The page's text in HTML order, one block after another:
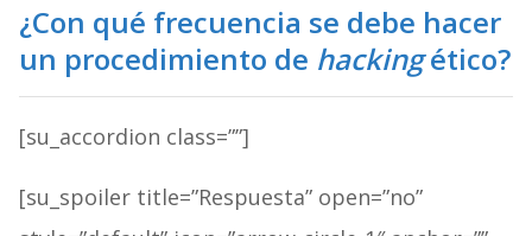
¿Con qué frecuencia se debe hacer
un procedimiento de hackingético?
[su_accordion class=””]
[su_spoiler title=”Respuesta” open=”no”